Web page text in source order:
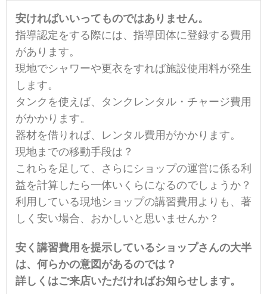
安ければいいってものではありません。
指導認定をする際には、指導団体に登録する費用
があります。
現地でシャワーや更衣をすれば施設使用料が発生
します。
タンクを使えば、タンクレンタル・チャージ費用
がかかります。
器材を借りれば、レンタル費用がかかります。
現地までの移動手段は？
これらを足して、さらにショップの運営に係る利
益を計算したら一体いくらになるのでしょうか？
利用している現地ショップの講習費用よりも、著
しく安い場合、おかしいと思いませんか？
安く講習費用を提示しているショップさんの大半
は、何らかの意図があるのでは？
詳しくはご来店いただければお知らせします。